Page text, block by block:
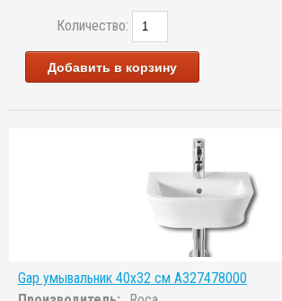
Количество:
Добавить в корзину
Gap умывальник 40x32 см A327478000